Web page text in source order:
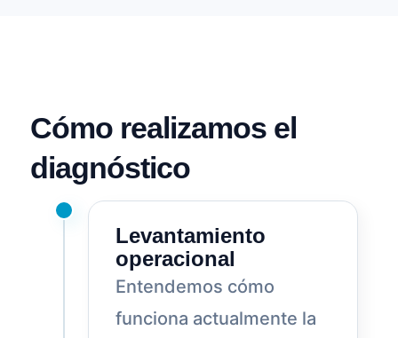
Cómo realizamos el
diagnóstico
Levantamiento
operacional
Entendemos cómo
funciona actualmente la